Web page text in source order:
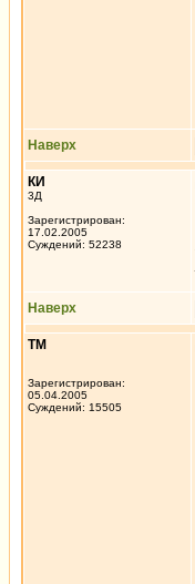
Наверх
КИ
3Д
Зарегистрирован:
17.02.2005
Суждений: 52238
Наверх
ТМ
Зарегистрирован:
05.04.2005
Суждений: 15505